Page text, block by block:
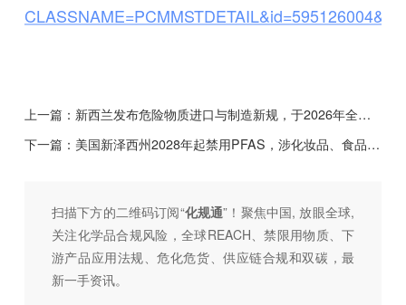
上一篇： 新西兰发布危险物质进口与制造新规，于2026年全面实施
下一篇： 美国新泽西州2028年起禁用PFAS，涉化妆品、食品包装等多类产品
扫描下方的二维码订阅“化规通”！聚焦中国, 放眼全球,
关注化学品合规风险，全球REACH、禁限用物质、下
游产品应用法规、危化危货、供应链合规和双碳，最
新一手资讯。